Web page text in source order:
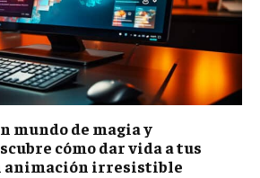
mundo de magia y
cómo dar vida a tus
animación irresistible